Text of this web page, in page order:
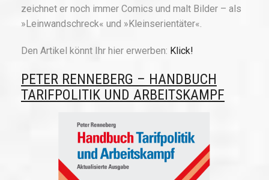
zeichnet er noch immer Comics und malt Bilder – als
»Leinwandschreck« und »Kleinserientäter«.
Den Artikel könnt Ihr hier erwerben: Klick!
PETER RENNEBERG – HANDBUCH
TARIFPOLITIK UND ARBEITSKAMPF